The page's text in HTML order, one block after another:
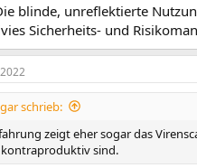
blinde, unreflektierte
Sicherheits- und
schrieb:
zeigt eher sogar das
sind.